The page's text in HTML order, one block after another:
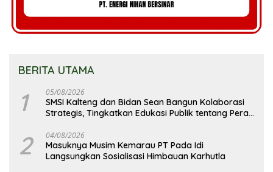
BERITA UTAMA
1 05/08/2026
SMSI Kalteng dan Bidan Sean Bangun Kolaborasi
Strategis, Tingkatkan Edukasi Publik tentang Peran
2 04/08/2026
Masuknya Musim Kemarau PT Pada Idi
Langsungkan Sosialisasi Himbauan Karhutla